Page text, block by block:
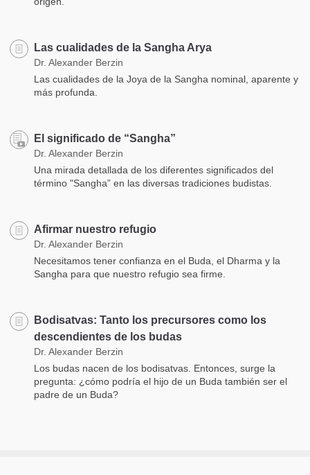
Las cualidades de la Sangha Arya
Dr. Alexander Berzin
Las cualidades de la Joya de la Sangha nominal, aparente y
más profunda.
El significado de “Sangha”
Dr. Alexander Berzin
Una mirada detallada de los diferentes significados del
término "Sangha” en las diversas tradiciones budistas.
Afirmar nuestro refugio
Dr. Alexander Berzin
Necesitamos tener confianza en el Buda, el Dharma y la
Sangha para que nuestro refugio sea firme.
Bodisatvas: Tanto los precursores como los
descendientes de los budas
Dr. Alexander Berzin
Los budas nacen de los bodisatvas. Entonces, surge la
pregunta: ¿cómo podría el hijo de un Buda también ser el
padre de un Buda?